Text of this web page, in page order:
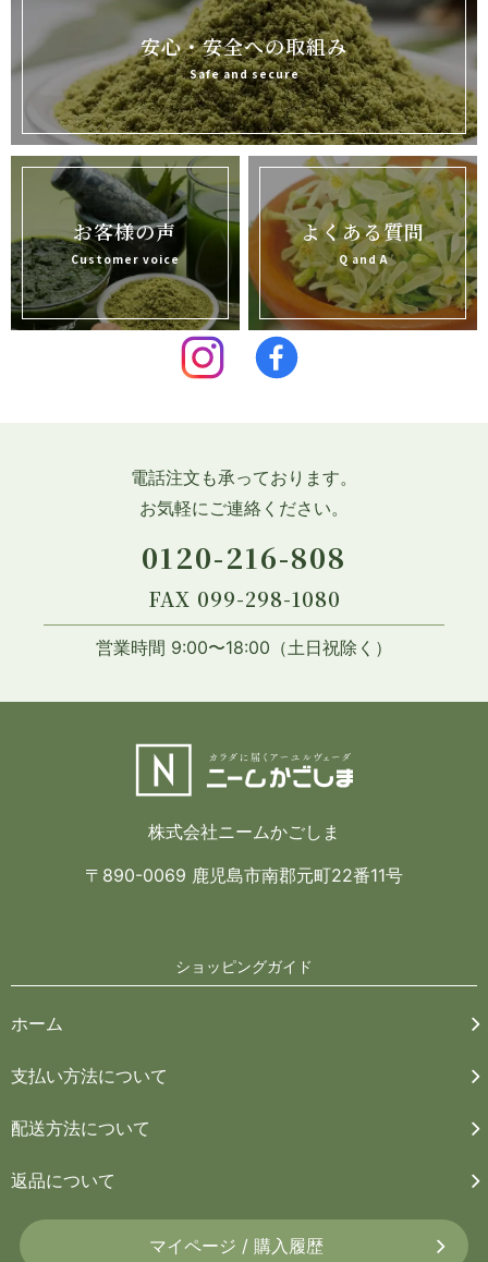
安心・安全への取組み
Safe and secure
お客様の声
Customer voice
よくある質問
Q and A
電話注文も承っております。
お気軽にご連絡ください。
0120-216-808
FAX 099-298-1080
営業時間 9:00〜18:00（土日祝除く）
株式会社ニームかごしま
〒890-0069 鹿児島市南郡元町22番11号
ショッピングガイド
ホーム
支払い方法について
配送方法について
返品について
マイページ / 購入履歴